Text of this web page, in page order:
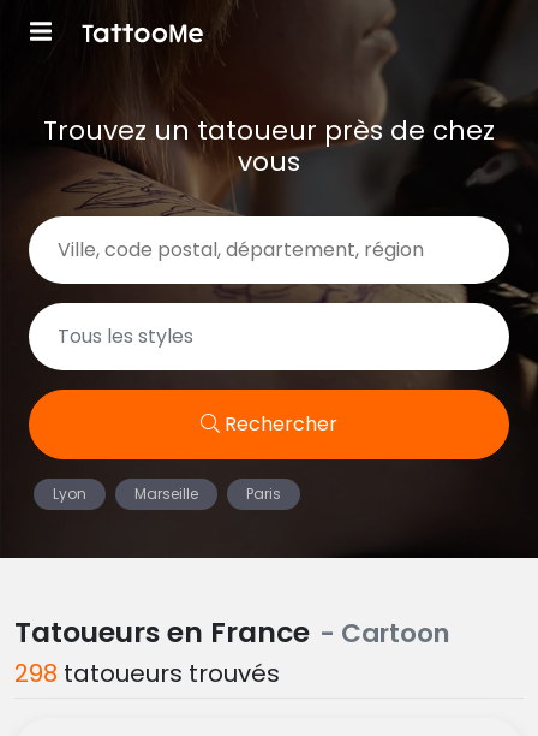
Trouvez un tatoueur près de chez
vous
Rechercher
Lyon Marseille Paris
Tatoueurs en France - Cartoon
298 tatoueurs trouvés